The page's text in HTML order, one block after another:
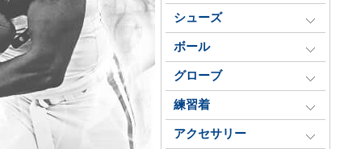
シューズ
ボール
グローブ
練習着
アクセサリー